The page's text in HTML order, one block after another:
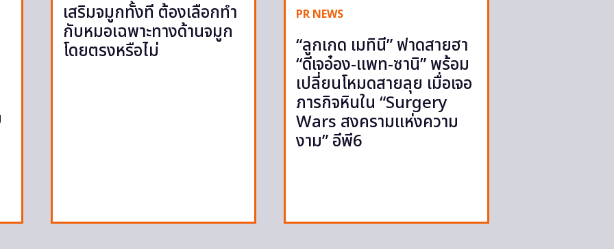
เสริมจมูกทั้งที ต้องเลือกทำ
กับหมอเฉพาะทางด้านจมูก
โดยตรงหรือไม่
PR NEWS
“ลูกเกด เมทินี” ฟาดสายฮา
“ดีเจอ๋อง-แพท-ซานิ” พร้อม
เปลี่ยนโหมดสายลุย เมื่อเจอ
ภารกิจหินใน “Surgery
Wars สงครามแห่งความ
งาม” อีพี6